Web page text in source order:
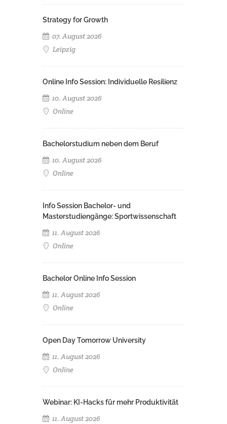
Strategy for Growth
07. August 2026
Leipzig
Online Info Session: Individuelle Resilienz
10. August 2026
Online
Bachelorstudium neben dem Beruf
10. August 2026
Online
Info Session Bachelor- und
Masterstudiengänge: Sportwissenschaft
11. August 2026
Online
Bachelor Online Info Session
11. August 2026
Online
Open Day Tomorrow University
11. August 2026
Online
Webinar: KI-Hacks für mehr Produktivität
11. August 2026